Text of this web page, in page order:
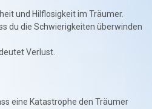
und Hilflosigkeit im Träumer.
du die Schwierigkeiten überwinden
Verlust.
eine Katastrophe den Träumer